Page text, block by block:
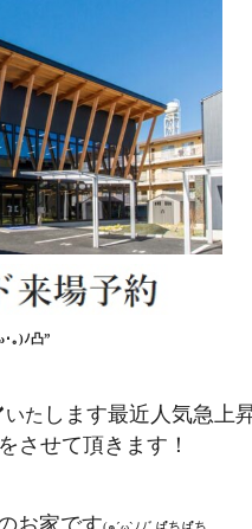
･｡)ﾉ凸”
いた します最近人気急上
させて頂きます！